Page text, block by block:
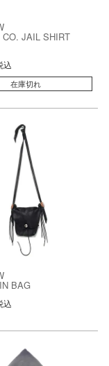
JAIL SHIRT
込
在庫切れ
BAG
込